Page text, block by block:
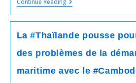
Continue ReadingEspace
Maritime
Contesté
La
#Thaïlande
Et
Le
Lanceront
La #Thaïlande pousse
des problèmes de la
maritime avec le